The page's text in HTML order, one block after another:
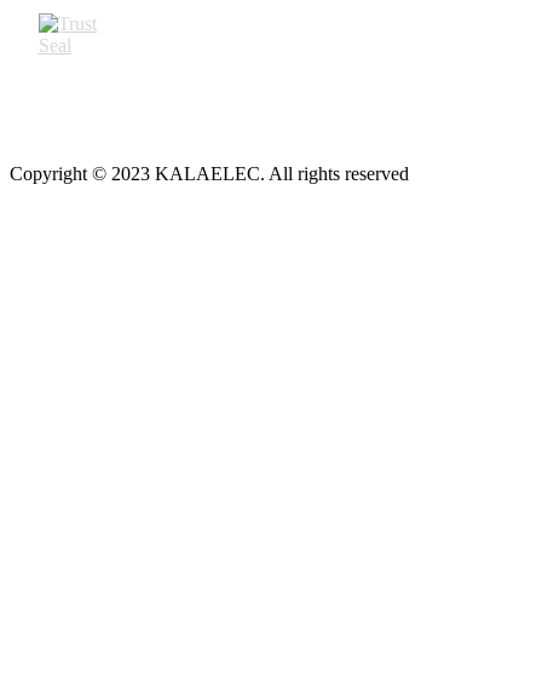
Copyright © 2023 KALAELEC. All rights reserved